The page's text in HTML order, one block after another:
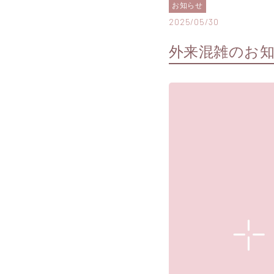
お知らせ
2025/05/30
外来混雑のお